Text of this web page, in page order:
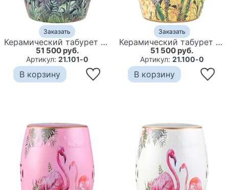
Заказать
Керамический табурет Elephant Tropical Animal Ceramic Stool Black
51 500 руб.
Артикул: 21.101-0
В корзину
Заказать
Керамический табурет Zebra Tropical Animal Ceramic Stool Yellow
51 500 руб.
Артикул: 21.100-0
В корзину